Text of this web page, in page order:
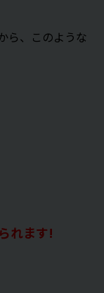
ら、このような
れます!